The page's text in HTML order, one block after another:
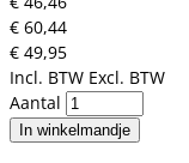
€ 60,44
€ 49,95
Incl. BTW Excl. BTW
Aantal
In winkelmandje